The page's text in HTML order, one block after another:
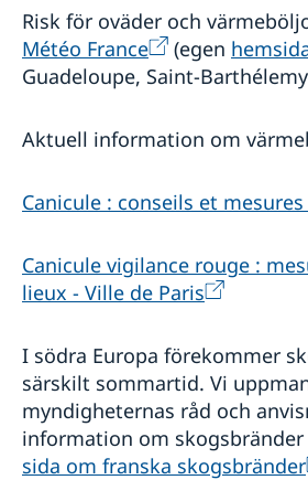
ambassad i Paris
Ansöka om äktenskapscertifikat
ambassad i Paris
Risk för oväder och
Météo France
(egen
Guadeloupe, Saint-
Aktuell information om
Canicule : conseils et
Canicule vigilance rouge :
lieux - Ville de Paris
I södra Europa förekommer
särskilt sommartid. Vi
myndigheternas råd och
information om skogsbränder
sida om franska skogsbränder